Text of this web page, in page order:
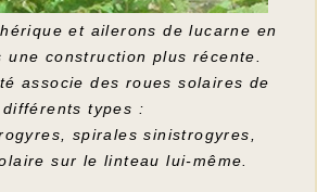
et ailerons de lucarne en
une construction plus récente.
associe des roues solaires de
différents types :
spirales sinistrogyres,
sur le linteau lui-même.